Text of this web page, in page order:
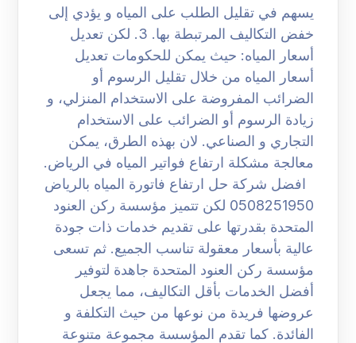
يسهم في تقليل الطلب على المياه و يؤدي إلى
خفض التكاليف المرتبطة بها. 3. لكن تعديل
أسعار المياه: حيث يمكن للحكومات تعديل
أسعار المياه من خلال تقليل الرسوم أو
الضرائب المفروضة على الاستخدام المنزلي، و
زيادة الرسوم أو الضرائب على الاستخدام
التجاري و الصناعي. لان بهذه الطرق، يمكن
معالجة مشكلة ارتفاع فواتير المياه في الرياض.
افضل شركة حل ارتفاع فاتورة المياه بالرياض
0508251950 لكن تتميز مؤسسة ركن العنود
المتحدة بقدرتها على تقديم خدمات ذات جودة
عالية بأسعار معقولة تناسب الجميع. ثم تسعى
مؤسسة ركن العنود المتحدة جاهدة لتوفير
أفضل الخدمات بأقل التكاليف، مما يجعل
عروضها فريدة من نوعها من حيث التكلفة و
الفائدة. كما تقدم المؤسسة مجموعة متنوعة